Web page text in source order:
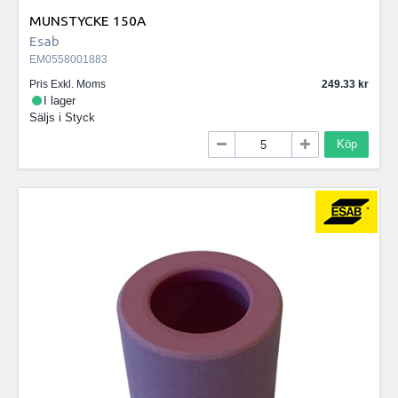
MUNSTYCKE 150A
Esab
EM0558001883
Pris Exkl. Moms
249.33
I lager
Säljs i Styck
Köp